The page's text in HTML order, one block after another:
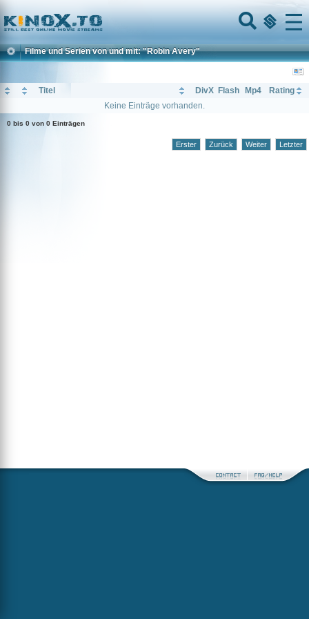
Home
Menu
Filme und Serien von und mit: "Robin Avery"
Titel DivX Flash Mp4
Rating
Keine Einträge vorhanden.
0 bis 0 von 0 Einträgen
Erster Zurück Weiter Letzter